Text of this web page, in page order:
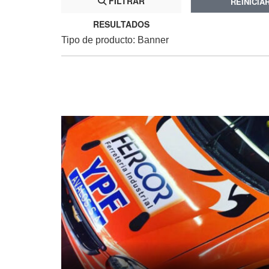
RESULTADOS
Tipo de producto: Banner